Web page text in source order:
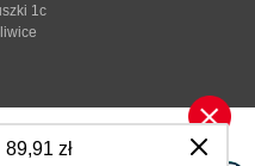
89,91 zł
1c